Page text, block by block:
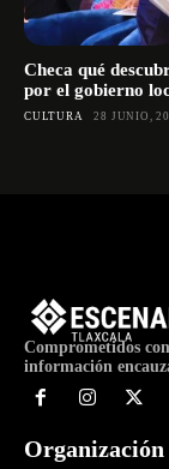
Checa qué
por el gobierno
CULTURA 28 JUNIO,
Comprometidos
información
Organización